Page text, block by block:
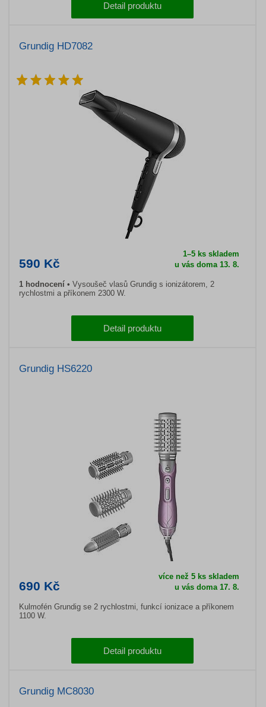
Detail produktu
Grundig HD7082
590 Kč
1–5 ks skladem
u vás doma 13. 8.
1 hodnocení
Vysoušeč vlasů Grundig s ionizátorem, 2
rychlostmi a příkonem 2300 W.
Detail produktu
Grundig HS6220
690 Kč
více než 5 ks skladem
u vás doma 17. 8.
Kulmofén Grundig se 2 rychlostmi, funkcí ionizace a příkonem
1100 W.
Detail produktu
Grundig MC8030